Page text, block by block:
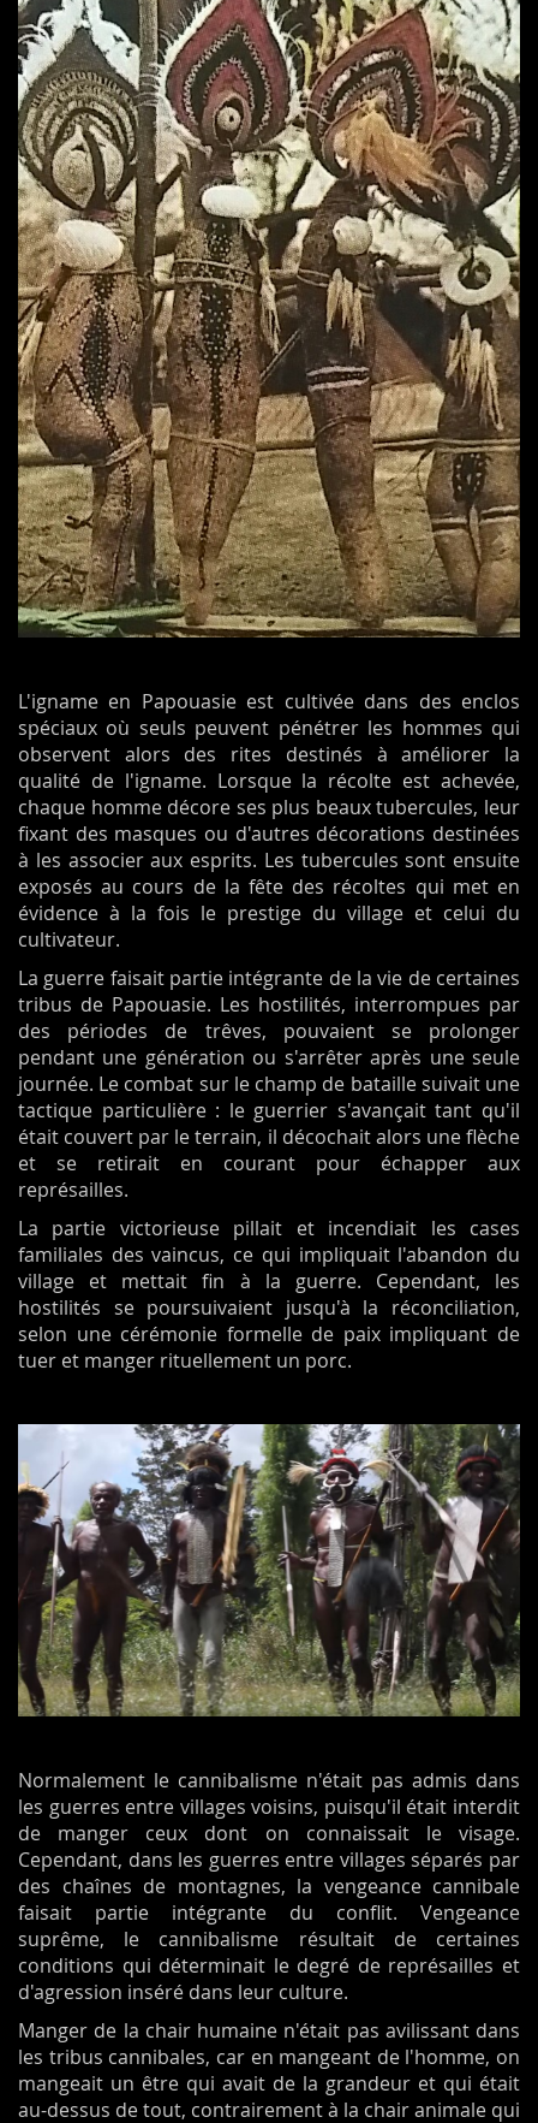
L'igname en Papouasie est cultivée dans des enclos
spéciaux où seuls peuvent pénétrer les hommes qui
observent alors des rites destinés à améliorer la
qualité de l'igname. Lorsque la récolte est achevée,
chaque homme décore ses plus beaux tubercules, leur
fixant des masques ou d'autres décorations destinées
à les associer aux esprits. Les tubercules sont ensuite
exposés au cours de la fête des récoltes qui meten
évidence à la fois le prestige du village et celui du
cultivateur.
La guerre faisait partie intégrante de la vie de certaines
tribus de Papouasie. Les hostilités, interrompues par
des périodes de trêves, pouvaient se prolonger
pendant une génération ou s'arrêter après une seule
journée. Le combat sur le champ de bataille suivait une
tactique particulière : le guerrier s'avançait tant qu'il
était couvert par le terrain, il décochait alors une flèche
et se retirait en courant pour échapper aux
représailles.
La partie victorieuse pillait et incendiait les cases
familiales des vaincus, ce qui impliquait l'abandon du
village et mettait fin à la guerre. Cependant, les
hostilités se poursuivaient jusqu'à la réconciliation,
selon une cérémonie formelle de paix impliquant de
tuer et manger rituellement un porc.
Normalement le cannibalisme n'était pas admis dans
les guerres entre villages voisins, puisqu'il était interdit
de manger ceux dont on connaissait le visage.
Cependant, dans les guerres entre villages séparés par
des chaînes de montagnes, la vengeance cannibale
faisait partie intégrante du conflit. Vengeance
suprême, le cannibalisme résultait de certaines
conditions qui déterminait le degré de représailles et
d'agression inséré dans leur culture.
Manger de la chair humaine n'était pas avilissantdans
les tribus cannibales, car en mangeant de l'homme, on
mangeait un être qui avait de la grandeur et qui était
au-dessus de tout, contrairement à la chair animale qui